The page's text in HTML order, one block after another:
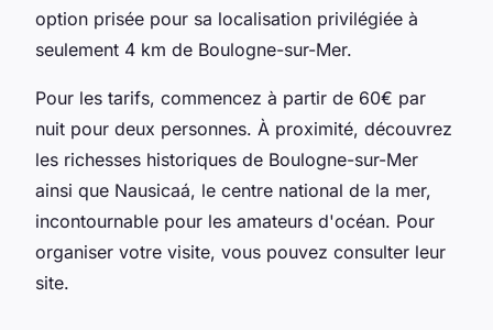
option prisée pour sa localisation privilégiée à
seulement 4 km de Boulogne-sur-Mer.
Pour les tarifs, commencez à partir de 60€ par
nuit pour deux personnes. À proximité, découvrez
les richesses historiques de Boulogne-sur-Mer
ainsi que Nausicaá, le centre national de la mer,
incontournable pour les amateurs d'océan. Pour
organiser votre visite, vous pouvez consulter leur
site.